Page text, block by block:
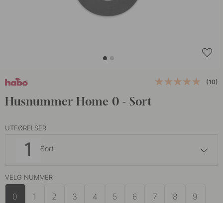
(10)
Husnummer Home 0 - Sort
UTFØRELSER
Sort
Rustfritt Stål
VELG NUMMER
0 1 2 3 4 5 6 7 8 9